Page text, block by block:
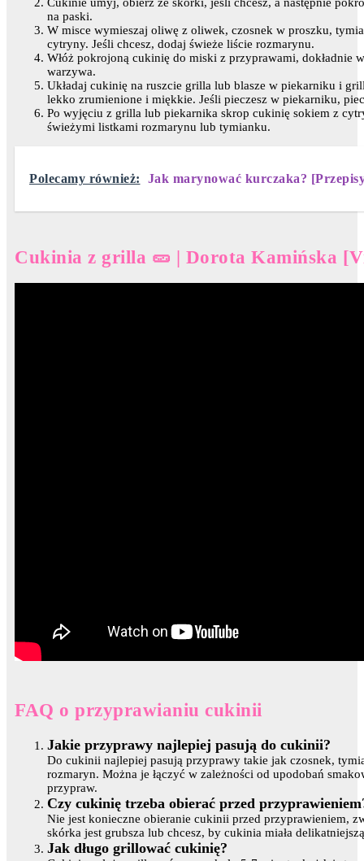
na paski.
W misce wymieszaj oliwę z oliwek, czosnek w proszku,
cytryny. Jeśli chcesz, dodaj świeże liście rozmarynu.
Włóż pokrojoną cukinię do miski z przyprawami, dokładnie
warzywa.
Układaj cukinię na ruszcie grilla lub blasze w piekarniku i
lekko zrumienione i miękkie. Jeśli pieczesz w piekarniku,
Po wyjęciu z grilla lub piekarnika skrop cukinię sokiem z
świeżymi listkami rozmarynu lub tymianku.
Polecamy również: Jak marynować kurczaka?
Cukinia z grilla 🥒 | Dorota Kamińska
FAQ o przyprawianiu cukinii
Jakie przyprawy najlepiej pasują do cukinii?
Do cukinii najlepiej pasują przyprawy takie jak czosnek,
rozmaryn. Można je łączyć w zależności od upodobań
przypraw.
Czy cukinię trzeba obierać przed
Nie jest konieczne obieranie cukinii przed przyprawieniem,
skórka jest grubsza lub chcesz, by cukinia miała
Jak długo grillować cukinię?